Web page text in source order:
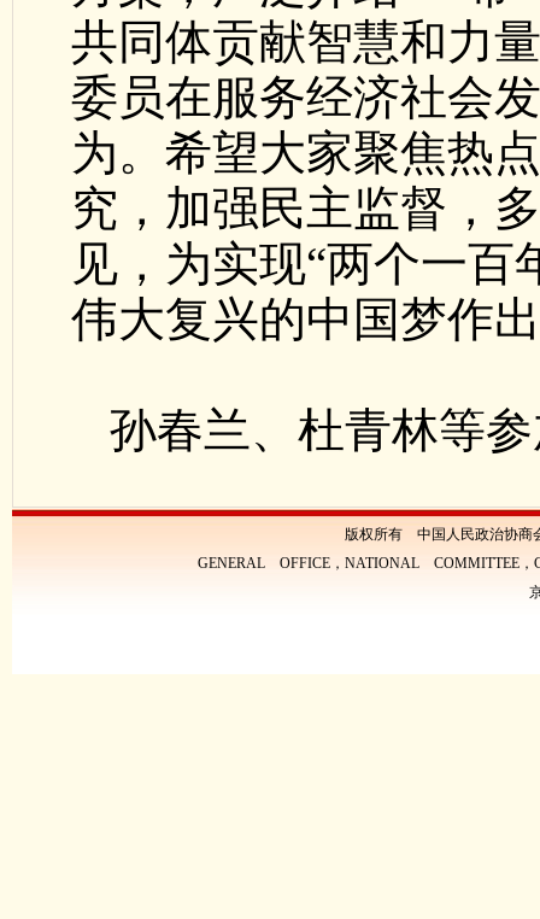
共同体贡献智慧和力
委员在服务经济社会
为。希望大家聚焦热
究，加强民主监督，
见，为实现“两个一
伟大复兴的中国梦作
孙春兰、杜青林等
版权所有 中国人民政治协商
GENERAL OFFICE，NATIONAL COMMITTEE，